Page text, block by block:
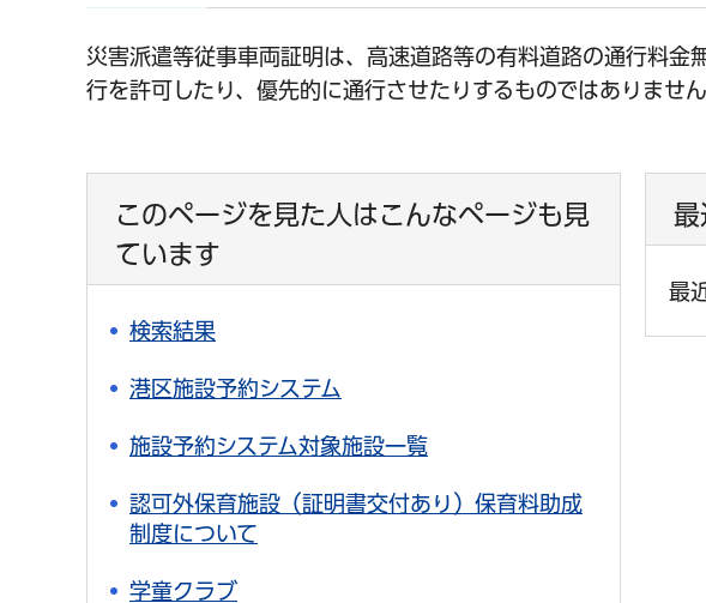
災害派遣等従事車両証明は、高速道路等の有料道路の通行料金
行を許可したり、優先的に通行させたりするものではありませ
このページを見た人はこんなページも見
ています
検索結果
港区施設予約システム
施設予約システム対象施設一覧
認可外保育施設（証明書交付あり）保育料助成
制度について
学童クラブ
最
最